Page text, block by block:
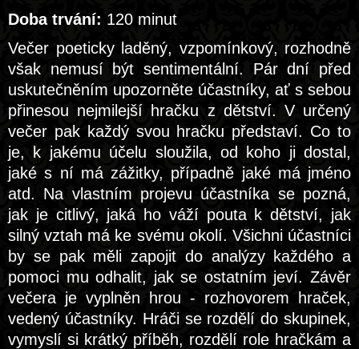
Doba trvání: 120 minut
Večer poeticky laděný, vzpomínkový, rozhodně
však nemusí být sentimentální. Pár dní před
uskutečněním upozorněte účastníky, ať s sebou
přinesou nejmilejší hračku z dětství. V určený
večer pak každý svou hračku představí. Co to
je, k jakému účelu sloužila, od koho ji dostal,
jaké s ní má zážitky, případně jaké má jméno
atd. Na vlastním projevu účastníka se pozná,
jak je citlivý, jaká ho váží pouta k dětství, jak
silný vztah má ke svému okolí. Všichni účastníci
by se pak měli zapojit do analýzy každého a
pomoci mu odhalit, jak se ostatním jeví. Závěr
večera je vyplněn hrou - rozhovorem hraček,
vedený účastníky. Hráči se rozdělí do skupinek,
vymyslí si krátký příběh, rozdělí role hračkám a